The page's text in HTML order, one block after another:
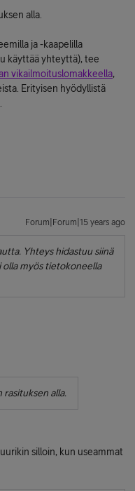
alla.
ja -kaapelilla
käyttää yhteyttä), tee
vikailmoituslomakkeella,
Erityisen hyödyllistä
Forum|Forum|15 years ago
Yhteys hidastuu siinä
olla myös tietokoneella
alla.
silloin, kun useammat